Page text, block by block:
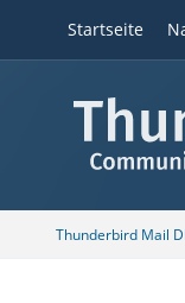
Startseite
Thunderbird Mail